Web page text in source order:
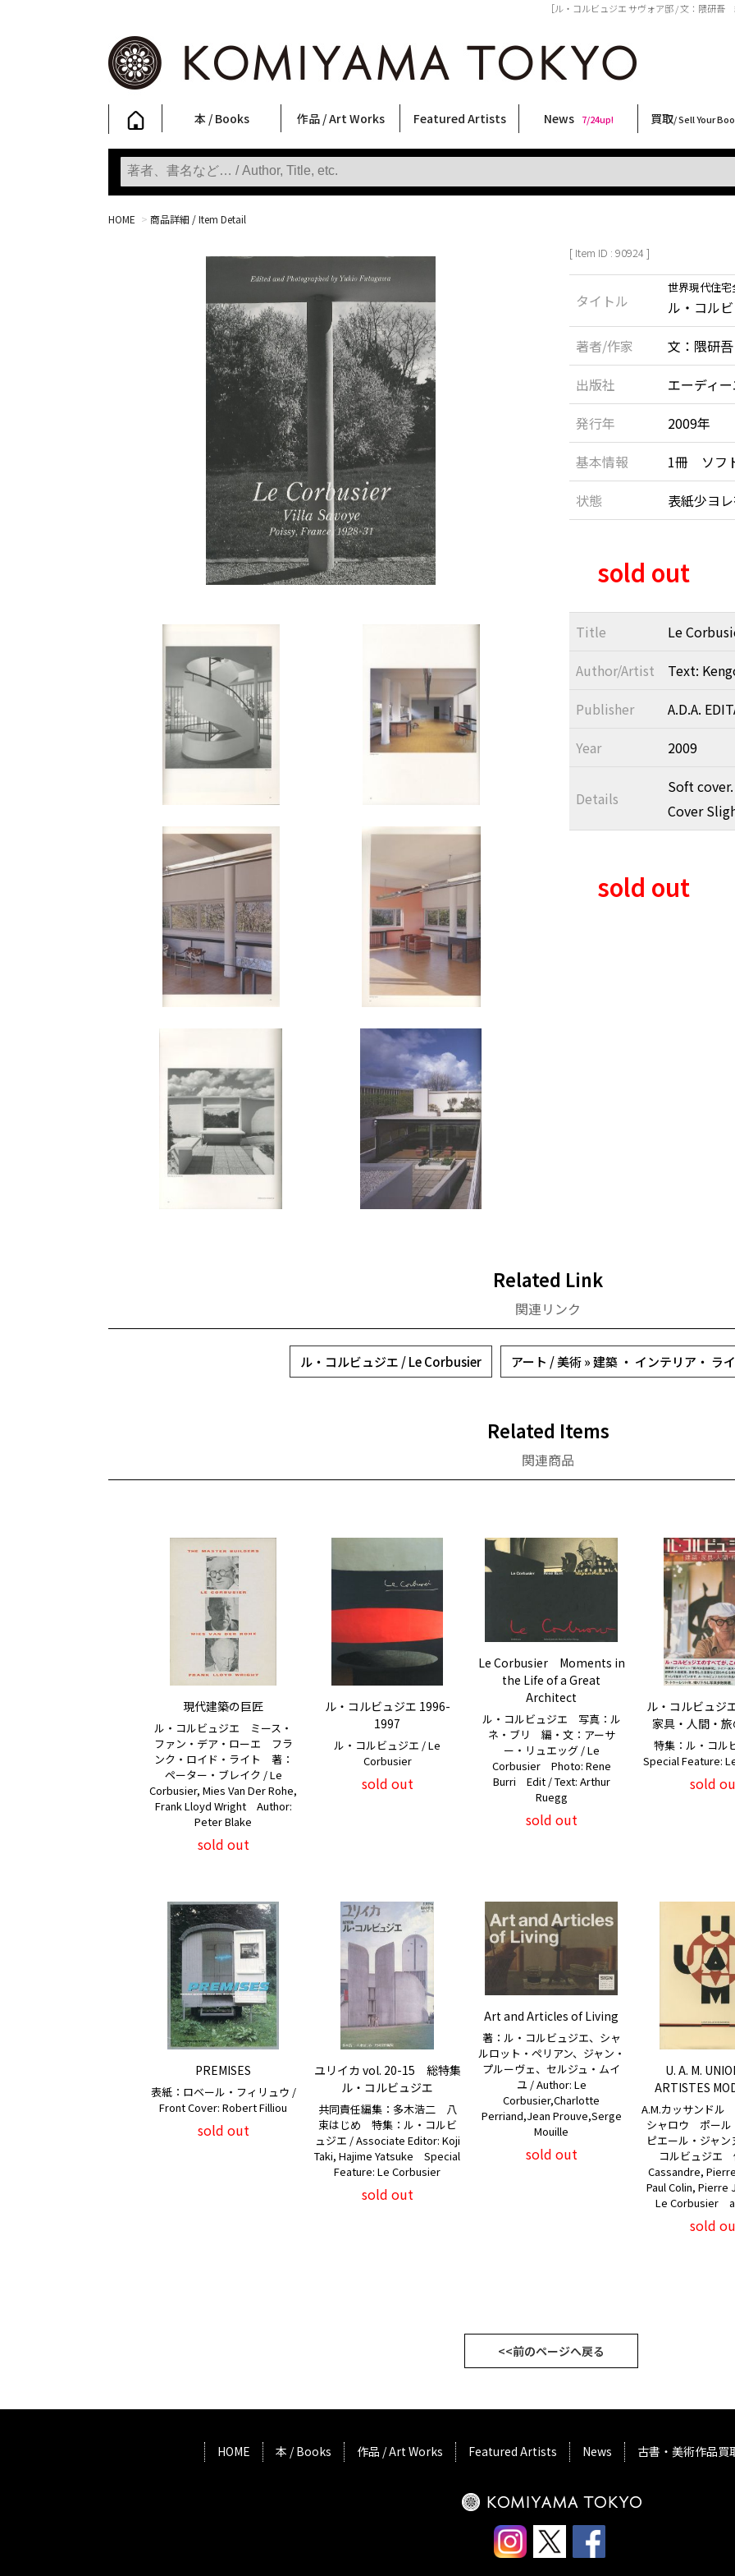
［ル・コルビュジエ サヴォア邸 / 文：隈研
本 / Books
写真集
Photobooks
ファッション
Fashion
アート / 美術
Art
文学・人文
Literature & Humanities
日本文化
Japanese Culture
新刊
New Books
SALE
SALE
作品 / Art Works
フォトグラフィー
Photography
ポスター
Posters
ストリートアート
Street Art
立体・その他
Sculptures / etc
アートワークス
Art Works
Primary Artworks
KOMIYAMA TOKYO ART LABEL
版画
Prints
Featured Artists
稲嶺啓一(東風終)
村田言恵
丸岡和吾
Rico Casella
キム・ロートン
菅谷晋一
柴田亜美
内藤啓介
CHRIS
北島敬三
三島由紀夫
大類信
森山大道
三島剛
須藤昌人
春川ナミオ
佐伯俊男
内藤ルネ
秋赤音
横尾忠則
二本木里美
COOKIE
大西洋介
林月光
天野タケル
News 7/24up!
新着・おすすめ商品 9/7up!
フェア・イベント情報 7/24up!
お店からのお知らせ 6/1up!
買取/ Sell Your
買取ブログ
買取専用フォー
古書 / 古本の買
美術品の買取
出張買取につい
宅配買取につい
店頭買取につい
よくある質問
HOME > 商品詳細 / Item Detail
[ Item ID : 90924 ]
タイトル
世界現代住宅
ル・コル
著者/作家
文：隈研
出版社
エーディ
発行年
2009年
基本情報
1冊 ソフ
状態
表紙少ヨ
sold out
Title
Le
Author/Artist
Text:
Publisher
A.D.A.
Year
2009
Details
Soft
Cover
sold out
Related Link
関連リンク
ル・コルビュジエ / Le Corbusier アート / 美術 » 建築 ・ インテリア・ ラ
Related Items
関連商品
現代建築の巨匠
ル・コルビュジエ ミース・
ファン・デア・ローエ フラ
ンク・ロイド・ライト 著：
ペーター・ブレイク / Le
Corbusier, Mies Van Der Rohe,
Frank Lloyd Wright Author:
Peter Blake
sold out
ル・コルビュジエ 1996-
1997
ル・コルビュジエ / Le
Corbusier
sold out
Le Corbusier Moments in
the Life of a Great
Architect
ル・コルビュジエ 写真：ル
ネ・ブリ 編・文：アーサ
ー・リュエッグ / Le
Corbusier Photo: Rene
Burri Edit / Text: Arthur
Ruegg
sold out
ル・コルビュジ
家具・人間・
特集：ル・コル
Special Feature:
sold
PREMISES
表紙：ロベール・フィリュウ /
Front Cover: Robert Filliou
sold out
ユリイカ vol. 20-15 総特集
ル・コルビュジエ
共同責任編集：多木浩二 八
束はじめ 特集：ル・コルビ
ュジエ / Associate Editor: Koji
Taki, Hajime Yatsuke Special
Feature: Le Corbusier
sold out
Art and Articles of Living
著：ル・コルビュジエ、シャ
ルロット・ペリアン、ジャン・
プルーヴェ、セルジュ・ムイ
ユ / Author: Le
Corbusier,Charlotte
Perriand,Jean Prouve,Serge
Mouille
sold out
U. A. M.
ARTISTES
A.M.カッサンドル
シャロウ ポール
ピエール・ジャ
コルビュジエ
Cassandre,
Paul Colin, Pierre
Le Corbusier
sold
<<前のページへ戻る
HOME 本 / Books 作品 / Art Works Featured Artists News 古書・美術作品買